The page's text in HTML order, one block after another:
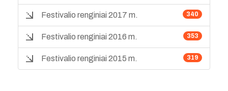
340
Festivalio renginiai 2017 m.
353
Festivalio renginiai 2016 m.
319
Festivalio renginiai 2015 m.